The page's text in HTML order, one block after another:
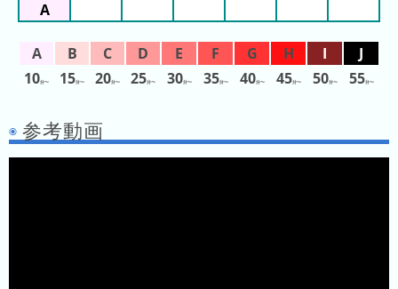
ラ
ン
ド
ク
よ
10分〜 15分〜 20分〜 25分〜 30分〜 35分〜 40分〜 45分〜 50分〜 55分〜
参考動画